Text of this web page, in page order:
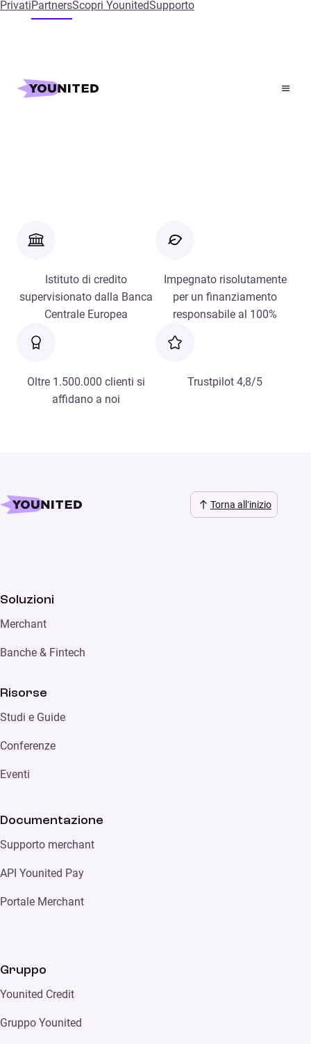
PrivatiPartnersScopri YounitedSupporto
Home Richiedi una demo
Istituto di credito
supervisionato dalla Banca
Centrale Europea
Impegnato risolutamente
per un finanziamento
responsabile al 100%
Oltre 1.500.000 clienti si
affidano a noi
Trustpilot 4,8/5
Torna all’inizio
Soluzioni
Merchant
Banche & Fintech
Risorse
Studi e Guide
Conferenze
Eventi
Documentazione
Supporto merchant
API Younited Pay
Portale Merchant
Gruppo
Younited Credit
Gruppo Younited